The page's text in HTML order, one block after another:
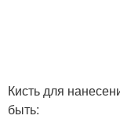
Кисть для
быть: